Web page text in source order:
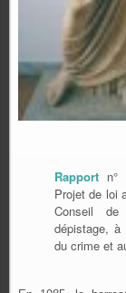
Rapport n°
Projet de loi
Conseil de
dépistage,
du crime et